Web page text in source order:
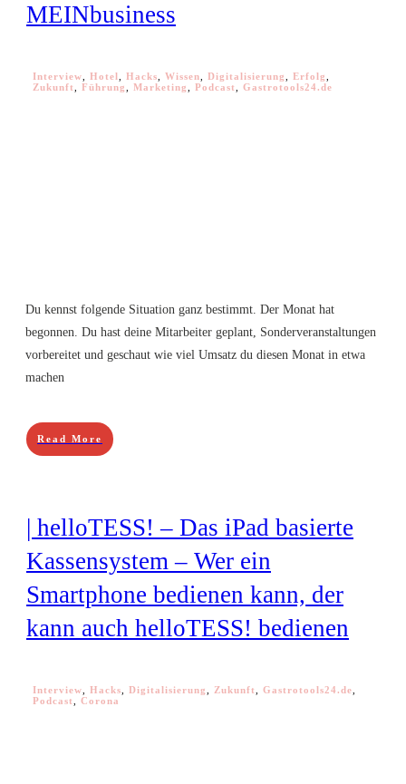
MEINbusiness
Interview Hotel Hacks Wissen Digitalisierung Erfolg
Zukunft
Führung Marketing Podcast Gastrotools24.de
Du kennst folgende Situation ganz bestimmt. Der Monat hat
begonnen. Du hast deine Mitarbeiter geplant, Sonderveranstaltungen
vorbereitet und geschaut wie viel Umsatz du diesen Monat in etwa
machen
Read More
| helloTESS! – Das iPad basierte
Kassensystem – Wer ein
Smartphone bedienen kann, der
kann auch helloTESS! bedienen
Interview Hacks Digitalisierung Zukunft Gastrotools24.de
Podcast
Corona